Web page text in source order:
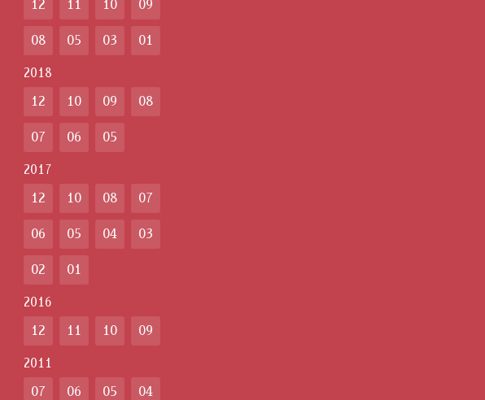
12 11 10 09
08 05 03 01
2018
12 10 09 08
07 06 05
2017
12 10 08 07
06 05 04 03
02 01
2016
12 11 10 09
2011
07 06 05 04